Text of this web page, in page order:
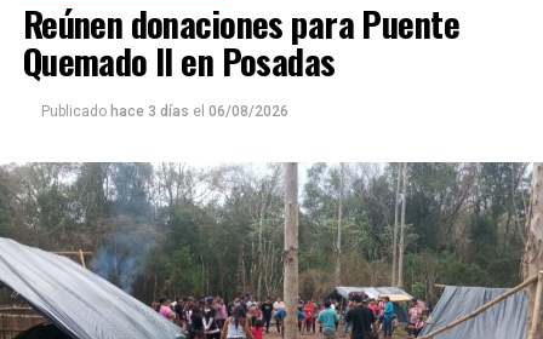
Reúnen donaciones para Puente
Quemado II en Posadas
Publicado hace 3 días el 06/08/2026